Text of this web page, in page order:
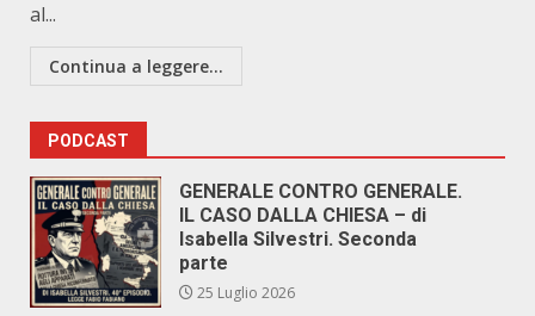
al...
Continua a leggere...
PODCAST
GENERALE CONTRO GENERALE.
IL CASO DALLA CHIESA – di
Isabella Silvestri. Seconda
parte
25 Luglio 2026